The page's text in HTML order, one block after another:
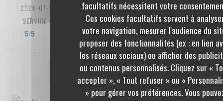
facultatifs nécessitent votre
Ces cookies facultatifs servent à
votre navigation, mesurer l'audience du
proposer des fonctionnalités (ex : en lien
les réseaux sociaux) ou afficher des
ou contenus personnalisés. Cliquez sur «
accepter », « Tout refuser » ou «
» pour gérer vos préférences. Vous
2026-07-10
- 20:00 - COUVERTS 3
SERVICE: AMBIANCE: 5/5 CUISINE: 5/5 QUALITÉ / PRIX
: 5/5
1 2 3